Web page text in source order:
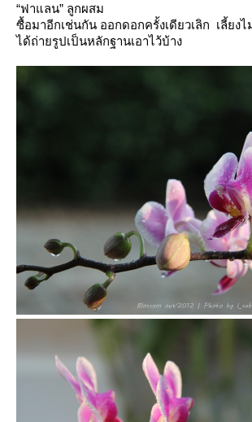
“ฟาแลน” ลูกผสม
ซื้อมาอีกเช่นกัน ออกดอกครั้งเดียวเลิก เลี้ยงไ
ได้ถ่ายรูปเป็นหลักฐานเอาไว้บ้าง